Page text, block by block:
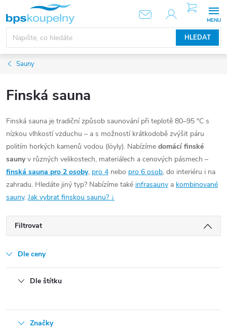
obsah
HLEDAT
NÁKUPNÍ
KOŠÍK
Sauny
Finská sauna
Finská sauna je tradiční způsob saunování při teplotě 80–95 °C s
nízkou vlhkostí vzduchu – a s možností krátkodobě zvýšit páru
politím horkých kamenů vodou (löyly). Nabízíme domácí finské
saunyv různých velikostech, materiálech a cenových pásmech –
finská sauna pro 2 osoby, pro 4 nebo pro 6 osob, do interiéru i na
zahradu. Hledáte jiný typ? Nabízíme také infrasauny a kombinované
sauny. Jak vybrat finskou saunu? ↓
Filtrovat
Dle ceny
Dle štítku
Značky